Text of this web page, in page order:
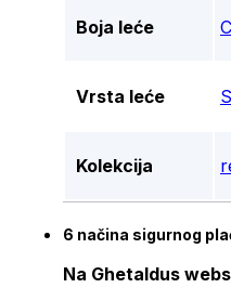
Boja leće
Vrsta leće
Kolekcija
6 načina sigurnog
Na Ghetaldus